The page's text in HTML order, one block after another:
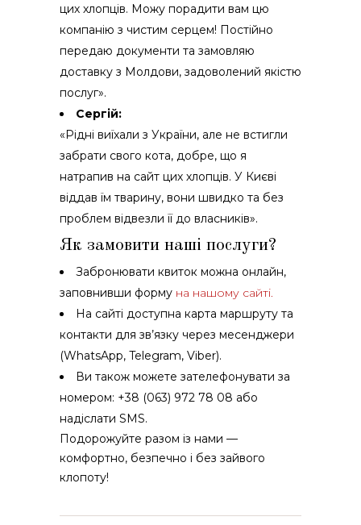
цих хлопців. Можу порадити вам цю
компанію з чистим серцем! Постійно
передаю документи та замовляю
доставку з Молдови, задоволений якістю
послуг».
Сергій:
«Рідні виїхали з України, але не встигли
забрати свого кота, добре, що я
натрапив на сайт цих хлопців. У Києві
віддав їм тварину, вони швидко та без
проблем відвезли її до власників».
Як замовити наші послуги?
Забронювати квиток можна онлайн,
заповнивши форму на нашому сайті.
На сайті доступна карта маршруту та
контакти для зв’язку через месенджери
(WhatsApp, Telegram, Viber).
Ви також можете зателефонувати за
номером: +38 (063) 972 78 08 або
надіслати SMS.
Подорожуйте разом із нами —
комфортно, безпечно і без зайвого
клопоту!